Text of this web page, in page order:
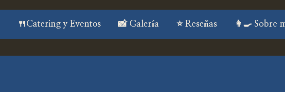
🍴Catering y Eventos 📸 Galería ⭐ Reseñas 👩‍🍳 Sobre